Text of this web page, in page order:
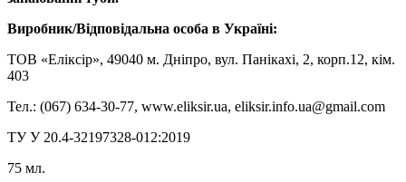
Виробник/Відповідальна особа в Україні:
ТОВ «Еліксір», 49040 м. Дніпро, вул. Панікахі, 2, корп.12, кім.
403
Тел.: (067) 634-30-77, www.eliksir.ua, eliksir.info.ua@gmail.com
ТУ У 20.4-32197328-012:2019
75 мл.